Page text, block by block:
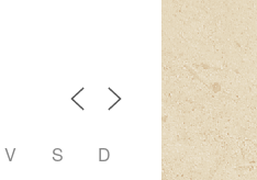
V S
D